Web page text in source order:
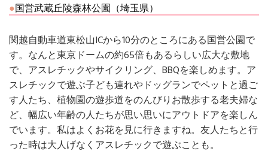
国営武蔵丘陵森林公園（埼玉県）
関越自動車道東松山ICから10分のところにある国営公園で
す。なんと東京ドームの約65倍もあるらしい広大な敷地
で、アスレチックやサイクリング、BBQを楽しめます。ア
スレチックで遊ぶ子ども連れやドッグランでペットと過ご
す人たち、植物園の遊歩道をのんびりお散歩する老夫婦な
ど、幅広い年齢の人たちが思い思いにアウトドアを楽しん
でいます。私はよくお花を見に行きますね。友人たちと行
った時は大人げなくアスレチックで遊ぶことも。